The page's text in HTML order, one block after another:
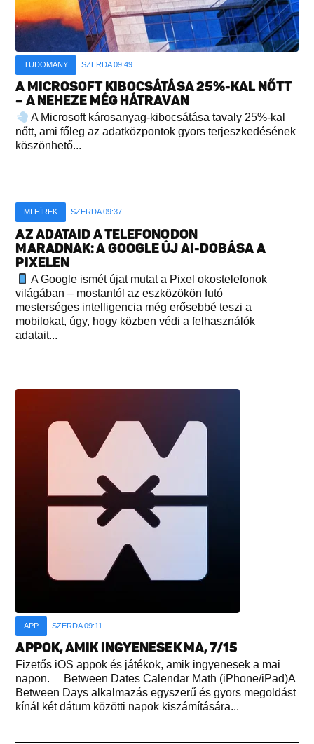
TUDOMÁNY SZERDA 09:49
A MICROSOFT KIBOCSÁTÁSA 25%-KAL NŐTT
– A NEHEZE MÉG HÁTRAVAN
A Microsoft károsanyag-kibocsátása tavaly 25%-kal
nőtt, ami főleg az adatközpontok gyors terjeszkedésének
köszönhető...
MI HÍREK SZERDA 09:37
AZ ADATAID A TELEFONODON
MARADNAK: A GOOGLE ÚJ AI-DOBÁSA A
PIXELEN
A Google ismét újat mutat a Pixel okostelefonok
világában – mostantól az eszközökön futó
mesterséges intelligencia még erősebbé teszi a
mobilokat, úgy, hogy közben védi a felhasználók
adatait...
APP SZERDA 09:11
APPOK, AMIK INGYENESEK MA, 7/15
Fizetős iOS appok és játékok, amik ingyenesek a mai
napon. Between Dates Calendar Math (iPhone/iPad)A
Between Days alkalmazás egyszerű és gyors megoldást
kínál két dátum közötti napok kiszámítására...